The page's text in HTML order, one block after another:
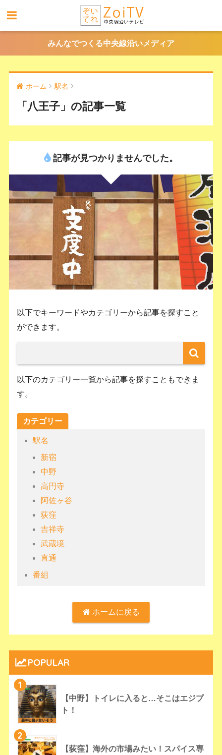
みんなでつくる中央線沿いメディア
ホーム 駅名
「八王子」の記事一覧
記事が見つかりませんでした。
以下でキーワードやカテゴリーから記事を探すこと
ができます。
以下のカテゴリー一覧から記事を探すこともできま
す。
カテゴリー
駅名
新宿
中野
高円寺
阿佐ヶ谷
荻窪
吉祥寺
武蔵境
直通
番組
ホームに戻る
POPULAR
1
【中野】トイレに入ると…そこはエジプ
ト！
2
【荻窪】海外の市場みたい！スパイス専